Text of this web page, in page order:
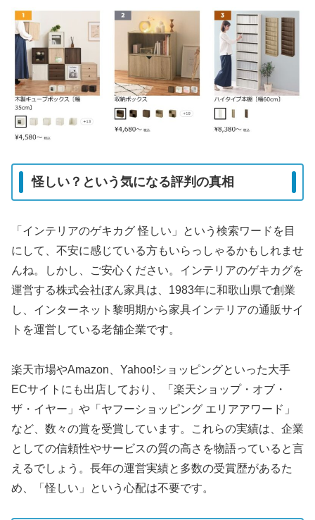
怪しい？という気になる評判の真相
「インテリアのゲキカグ 怪しい」という検索ワードを目
にして、不安に感じている方もいらっしゃるかもしれませ
んね。しかし、ご安心ください。インテリアのゲキカグを
運営する株式会社ぼん家具は、1983年に和歌山県で創業
し、インターネット黎明期から家具インテリアの通販サイ
トを運営している老舗企業です。
楽天市場やAmazon、Yahoo!ショッピングといった大手
ECサイトにも出店しており、「楽天ショップ・オブ・
ザ・イヤー」や「ヤフーショッピング エリアアワード」
など、数々の賞を受賞しています。これらの実績は、企業
としての信頼性やサービスの質の高さを物語っていると言
えるでしょう。長年の運営実績と多数の受賞歴があるた
め、「怪しい」という心配は不要です。